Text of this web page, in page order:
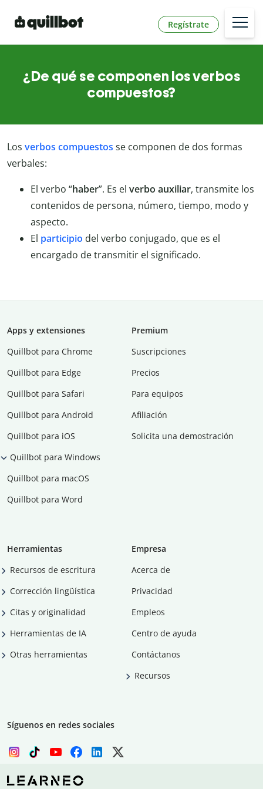
Regístrate
¿De qué se componen los verbos
compuestos?
Los verbos compuestos se componen de dos formas
verbales:
El verbo “haber”. Es el verbo auxiliar, transmite los
contenidos de persona, número, tiempo, modo y
aspecto.
El participio del verbo conjugado, que es el
encargado de transmitir el significado.
Apps y extensiones
Quillbot para Chrome
Quillbot para Edge
Quillbot para Safari
Quillbot para Android
Quillbot para iOS
Quillbot para Windows
Quillbot para macOS
Quillbot para Word
Premium
Suscripciones
Precios
Para equipos
Afiliación
Solicita una demostración
Herramientas
Recursos de escritura
Corrección lingüística
Citas y originalidad
Herramientas de IA
Otras herramientas
Empresa
Acerca de
Privacidad
Empleos
Centro de ayuda
Contáctanos
Recursos
Síguenos en redes sociales